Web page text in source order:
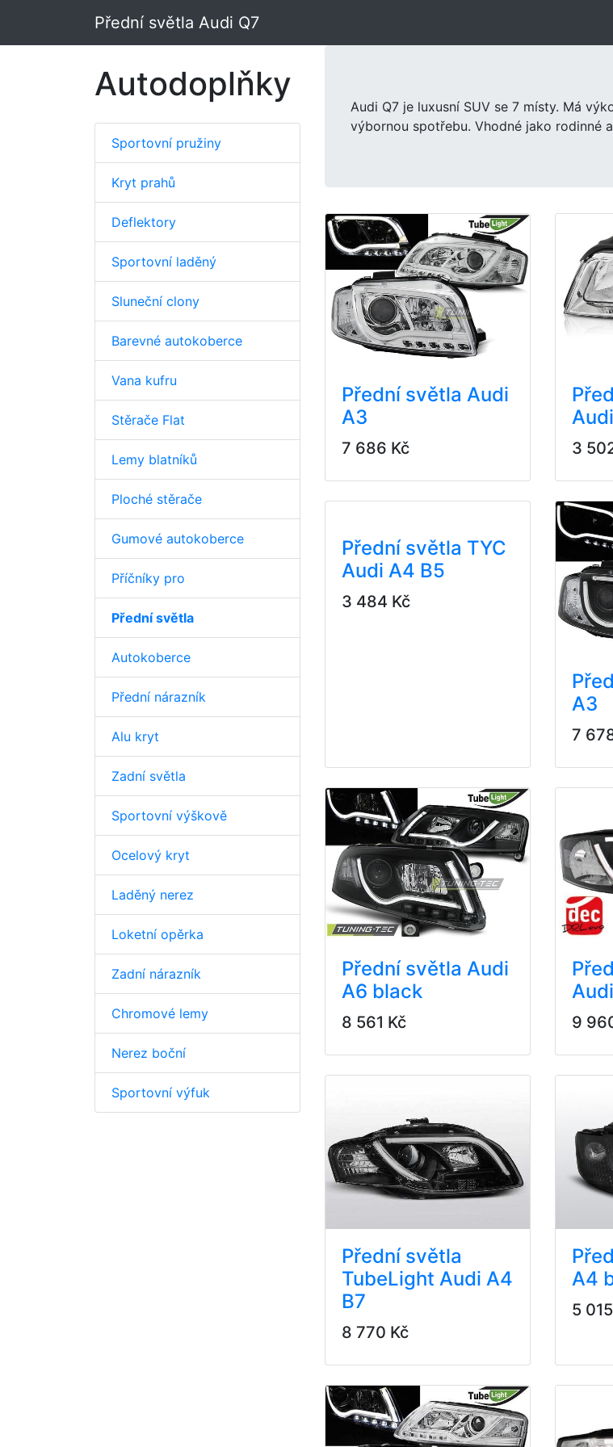
Přední světla Audi Q7
Autodoplňky
Sportovní pružiny
Kryt prahů
Deflektory
Sportovní laděný
Sluneční clony
Barevné autokoberce
Vana kufru
Stěrače Flat
Lemy blatníků
Ploché stěrače
Gumové autokoberce
Příčníky pro
Přední světla
Autokoberce
Přední nárazník
Alu kryt
Zadní světla
Sportovní výškově
Ocelový kryt
Laděný nerez
Loketní opěrka
Zadní nárazník
Chromové lemy
Nerez boční
Sportovní výfuk
Audi Q7 je luxusní SUV se 7 místy. Má
výbornou spotřebu. Vhodné jako rodinné
Přední světla Audi
A3
7 686 Kč 3
Přední světla TYC
Audi A4 B5
3 484 Kč
A3
7
Přední světla Audi
A6 black
8 561 Kč 9
Přední světla
TubeLight Audi A4
B7
8 770 Kč
A4
5